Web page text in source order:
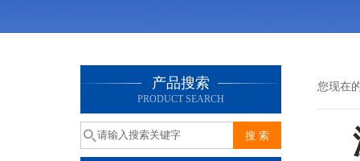
产品搜索
PRODUCT SEARCH
您现在